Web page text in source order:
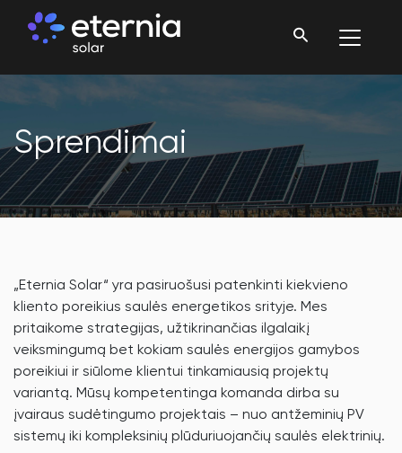
Sprendimai
„Eternia Solar“ yra pasiruošusi patenkinti kiekvieno
kliento poreikius saulės energetikos srityje. Mes
pritaikome strategijas, užtikrinančias ilgalaikį
veiksmingumą bet kokiam saulės energijos gamybos
poreikiui ir siūlome klientui tinkamiausią projektų
variantą. Mūsų kompetentinga komanda dirba su
įvairaus sudėtingumo projektais – nuo antžeminių PV
sistemų iki kompleksinių plūduriuojančių saulės elektrinių.